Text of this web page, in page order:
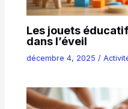
Les jouets
dans l’éveil
décembre 4, 2025 /